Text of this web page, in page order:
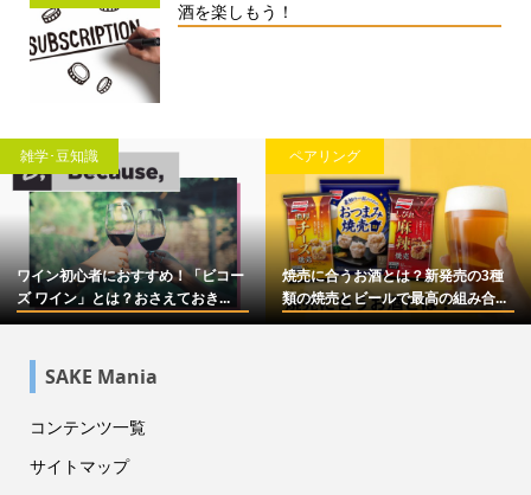
酒を楽しもう！
雑学･豆知識
ワイン初心者におすすめ！「ビコー
ズ ワイン」とは？おさえておき...
ペアリング
焼売に合うお酒とは？新発売の3種
類の焼売とビールで最高の組み合...
SAKE Mania
コンテンツ一覧
サイトマップ